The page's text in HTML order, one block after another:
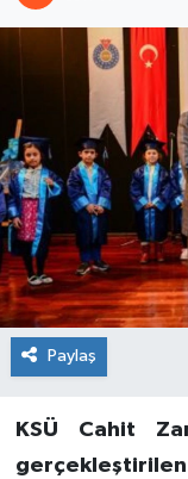
Paylaş
KSÜ Cahit